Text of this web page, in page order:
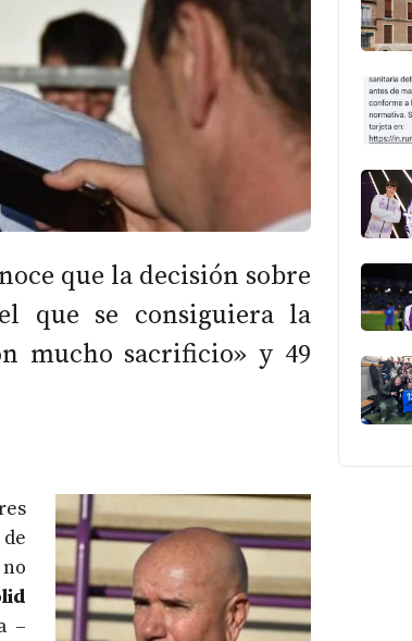
que la decisión sobre
que se consiguiera la
mucho sacrificio» y 49
–